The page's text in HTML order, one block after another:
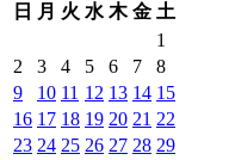
日 月 火 水 木 金 土
1
2
3 4 5 6 7
8
9
10 11 12 13 14 15
16 17 18 19 20 21 22
23 24 25 26 27 28 29